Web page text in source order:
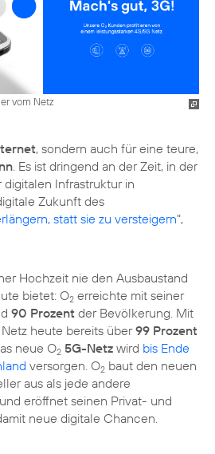
vom Netz
, sondern auch für eine teure,
. Es ist dringend an der Zeit, in der
Infrastruktur in
Zukunft des
statt sie zu versteigern",
Hochzeit nie den Ausbaustand
bietet: O2erreichte mit seiner
90 Prozent der Bevölkerung. Mit
heute bereits über99 Prozent
neue O2 5G-Netzwird bis Ende
versorgen. O2baut den neuen
aus als jede andere
eröffnet seinen Privat- und